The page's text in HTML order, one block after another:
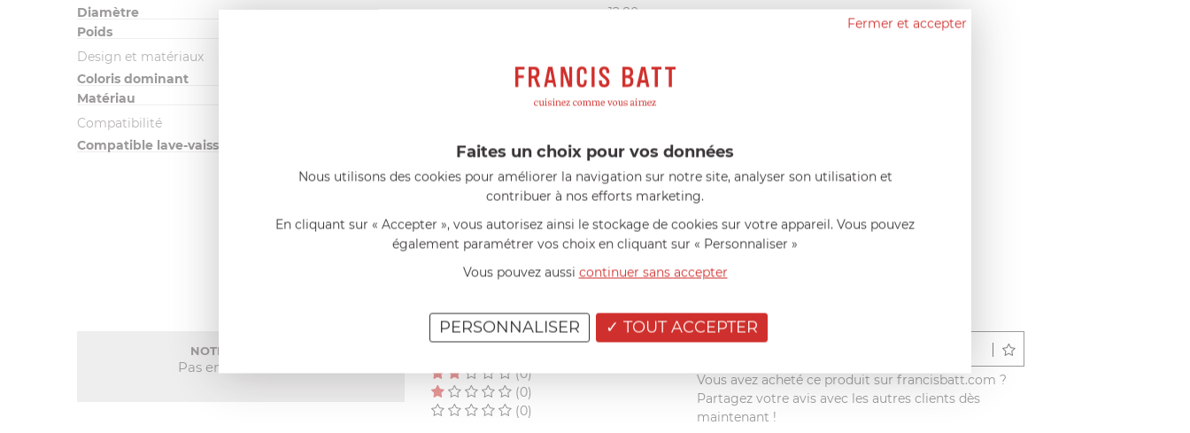
Diamètre
12,80cm
Poids
Design et matériaux
Coloris dominant
marron
Matériau
faïence
Compatibilité
Compatible lave-vaisselle
Oui
NOTE MOYENNE
Pas encore de note
(0)
(0)
(0)
(0)
(0)
Vous avez acheté ce produit sur francisbatt.com ?
Partagez votre avis avec les autres clients dès
maintenant !
Fermer et accepter
Faites un choix pour vos données
Nous utilisons des cookies pour améliorer la navigation sur notre site, analyser son utilisation et
contribuer à nos efforts marketing.
En cliquant sur « Accepter », vous autorisez ainsi le stockage de cookies sur votre appareil. Vous pouvez
également paramétrer vos choix en cliquant sur « Personnaliser »
Vous pouvez aussi continuer sans accepter
TOUT ACCEPTER
PERSONNALISER